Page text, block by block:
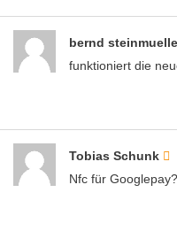
bernd
funktioniert die
Tobias Schunk
Nfc für Googlepay?